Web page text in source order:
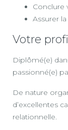
Conclure
Assurer
Votre
Diplômé(e)
passionné(e)
De nature
d’excellentes
relationnelle.